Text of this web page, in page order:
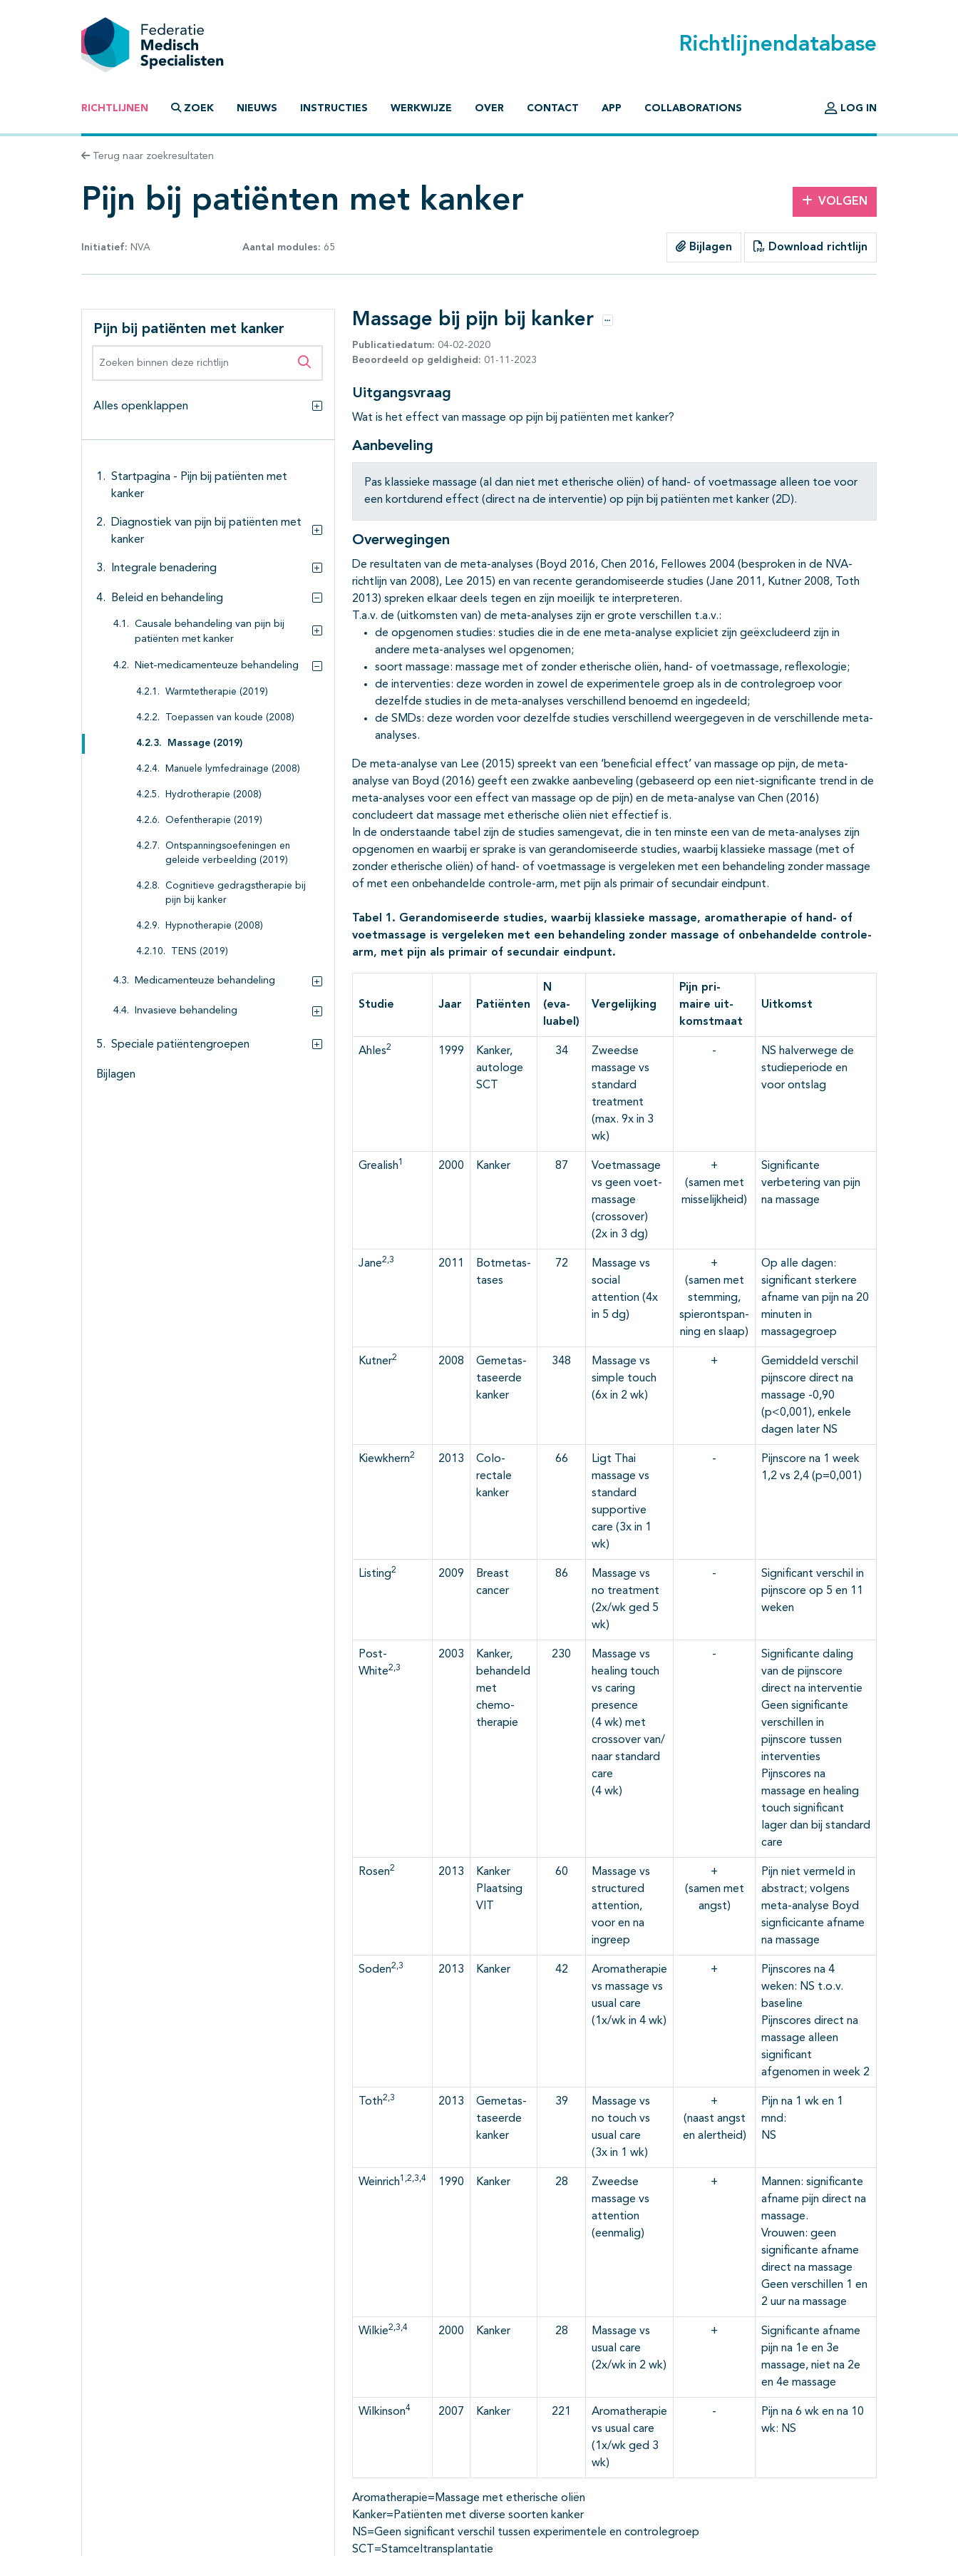
Richtlijnendatabase
RICHTLIJNEN ZOEK NIEUWS INSTRUCTIES WERKWIJZE OVER CONTACT APP COLLABORATIONS LOG IN
Terug naar zoekresultaten
Pijn bij patiënten met kanker VOLGEN
Initiatief: NVA Aantal modules: 65 Bijlagen Download richtlijn
Pijn bij patiënten met kanker
Zoeken binnen deze richtlijn
Alles openklappen
Alles openklappen
Startpagina - Pijn bij patiënten met
kanker
Diagnostiek van pijn bij patiënten met
kanker
Subpagina's open- en dichtklappen
Integrale benadering
Subpagina's open- en dichtklappen
Beleid en behandeling
Subpagina's open- en dichtklappen
Causale behandeling van pijn bij
patiënten met kanker
Subpagina's open- en dichtklappen
Niet-medicamenteuze behandeling
Subpagina's open- en dichtklappen
Warmtetherapie (2019)
Toepassen van koude (2008)
Massage (2019)
Manuele lymfedrainage (2008)
Hydrotherapie (2008)
Oefentherapie (2019)
Ontspanningsoefeningen en
geleide verbeelding (2019)
Cognitieve gedragstherapie bij
pijn bij kanker
Hypnotherapie (2008)
TENS (2019)
Medicamenteuze behandeling
Subpagina's open- en dichtklappen
Invasieve behandeling
Speciale patiëntengroepen
Subpagina's open- en dichtklappen
Bijlagen
Massage bij pijn bij kanker Opties
Publicatiedatum: 04-02-2020
Beoordeeld op geldigheid: 01-11-2023
Uitgangsvraag
Wat is het effect van massage op pijn bij patiënten met kanker?
Aanbeveling
Pas klassieke massage (al dan niet met etherische oliën) of hand- of voetmassage alleen toe voor
een kortdurend effect (direct na de interventie) op pijn bij patiënten met kanker (2D).
Overwegingen
De resultaten van de meta-analyses (Boyd 2016, Chen 2016, Fellowes 2004 (besproken in de NVA-
richtlijn van 2008), Lee 2015) en van recente gerandomiseerde studies (Jane 2011, Kutner 2008, Toth
2013) spreken elkaar deels tegen en zijn moeilijk te interpreteren.
T.a.v. de (uitkomsten van) de meta-analyses zijn er grote verschillen t.a.v.:
de opgenomen studies: studies die in de ene meta-analyse expliciet zijn geëxcludeerd zijn in
andere meta-analyses wel opgenomen;
soort massage: massage met of zonder etherische oliën, hand- of voetmassage, reflexologie;
de interventies: deze worden in zowel de experimentele groep als in de controlegroep voor
dezelfde studies in de meta-analyses verschillend benoemd en ingedeeld;
de SMDs: deze worden voor dezelfde studies verschillend weergegeven in de verschillende meta-
analyses.
De meta-analyse van Lee (2015) spreekt van een ‘beneficial effect’ van massage op pijn, de meta-
analyse van Boyd (2016) geeft een zwakke aanbeveling (gebaseerd op een niet-significante trend in de
meta-analyses voor een effect van massage op de pijn) en de meta-analyse van Chen (2016)
concludeert dat massage met etherische oliën niet effectief is.
In de onderstaande tabel zijn de studies samengevat, die in ten minste een van de meta-analyses zijn
opgenomen en waarbij er sprake is van gerandomiseerde studies, waarbij klassieke massage (met of
zonder etherische oliën) of hand- of voetmassage is vergeleken met een behandeling zonder massage
of met een onbehandelde controle-arm, met pijn als primair of secundair eindpunt.
Tabel 1. Gerandomiseerde studies, waarbij klassieke massage, aromatherapie of hand- of
voetmassage is vergeleken met een behandeling zonder massage of onbehandelde controle-
arm, met pijn als primair of secundair eindpunt.
Studie Jaar Patiënten
N
(eva-
luabel)
Vergelijking
Pijn pri-
maire uit-
komstmaat
Uitkomst
Ahles2 1999
Kanker,
autologe
SCT
34
Zweedse
massage vs
standard
treatment
(max. 9x in 3
wk)
-
NS halverwege de
studieperiode en
voor ontslag
Grealish1 2000 Kanker 87
Voetmassage
vs geen voet-
massage
(crossover)
(2x in 3 dg)
+
(samen met
misselijkheid)
Significante
verbetering van pijn
na massage
Jane2,3 2011
Botmetas-
tases
72
Massage vs
social
attention (4x
in 5 dg)
+
(samen met
stemming,
spierontspan-
ning en slaap)
Op alle dagen:
significant sterkere
afname van pijn na 20
minuten in
massagegroep
Kutner2 2008
Gemetas-
taseerde
kanker
348
Massage vs
simple touch
(6x in 2 wk)
+
Gemiddeld verschil
pijnscore direct na
massage -0,90
(p<0,001), enkele
dagen later NS
Kiewkhern2 2013
Colo-
rectale
kanker
66
Ligt Thai
massage vs
standard
supportive
care (3x in 1
wk)
-
Pijnscore na 1 week
1,2 vs 2,4 (p=0,001)
Listing2 2009
Breast
cancer
86
Massage vs
no treatment
(2x/wk ged 5
wk)
-
Significant verschil in
pijnscore op 5 en 11
weken
Post-
White2,3
2003
Kanker,
behandeld
met
chemo-
therapie
230
Massage vs
healing touch
vs caring
presence
(4 wk) met
crossover van/
naar standard
care
(4 wk)
-
Significante daling
van de pijnscore
direct na interventie
Geen significante
verschillen in
pijnscore tussen
interventies
Pijnscores na
massage en healing
touch significant
lager dan bij standard
care
Rosen2 2013
Kanker
Plaatsing
VIT
60
Massage vs
structured
attention,
voor en na
ingreep
+
(samen met
angst)
Pijn niet vermeld in
abstract; volgens
meta-analyse Boyd
signficicante afname
na massage
Soden2,3 2013 Kanker 42
Aromatherapie
vs massage vs
usual care
(1x/wk in 4 wk)
+
Pijnscores na 4
weken: NS t.o.v.
baseline
Pijnscores direct na
massage alleen
significant
afgenomen in week 2
Toth2,3 2013
Gemetas-
taseerde
kanker
39
Massage vs
no touch vs
usual care
(3x in 1 wk)
+
(naast angst
en alertheid)
Pijn na 1 wk en 1
mnd:
NS
Weinrich1,2,3,4 1990 Kanker 28
Zweedse
massage vs
attention
(eenmalig)
+
Mannen: significante
afname pijn direct na
massage.
Vrouwen: geen
significante afname
direct na massage
Geen verschillen 1 en
2 uur na massage
Wilkie2,3,4 2000 Kanker 28
Massage vs
usual care
(2x/wk in 2 wk)
+
Significante afname
pijn na 1e en 3e
massage, niet na 2e
en 4e massage
Wilkinson4 2007 Kanker 221
Aromatherapie
vs usual care
(1x/wk ged 3
wk)
-
Pijn na 6 wk en na 10
wk: NS
Aromatherapie=Massage met etherische oliën
Kanker=Patiënten met diverse soorten kanker
NS=Geen significant verschil tussen experimentele en controlegroep
SCT=Stamceltransplantatie